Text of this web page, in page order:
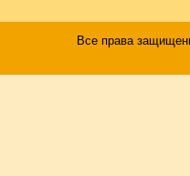
Все права